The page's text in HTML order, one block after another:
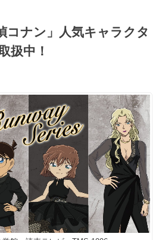
コナン」人気キャラクタ
扱中！